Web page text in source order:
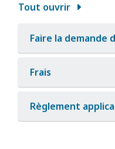
Tout ouvrir
Faire la demande
Frais
Règlement